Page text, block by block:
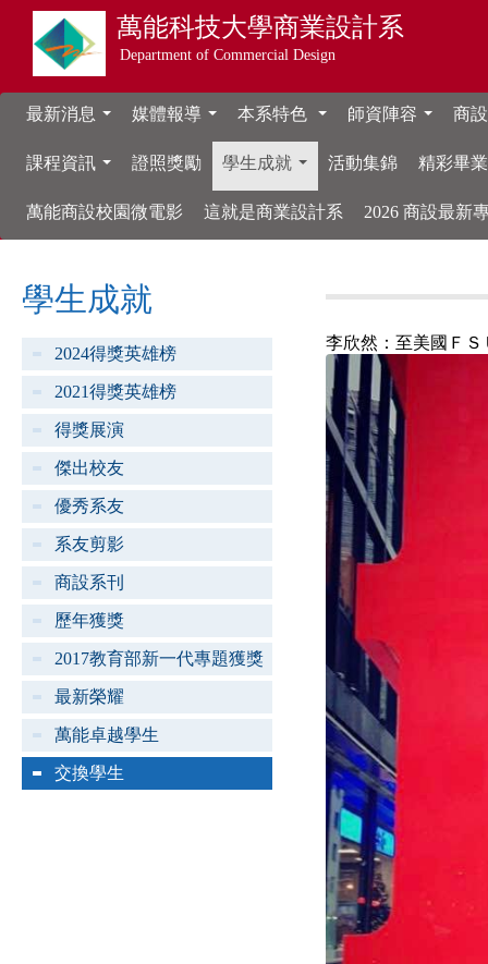
萬能科技大學商業設計系
Department of Commercial Design
最新消息 媒體報導 本系特色 師資陣容 商
課程資訊 證照獎勵 學生成就 活動集錦 精彩畢
萬能商設校園微電影 這就是商業設計系 2026 商設最新
學生成就
2024得獎英雄榜
2021得獎英雄榜
得獎展演
傑出校友
優秀系友
系友剪影
商設系刊
歷年獲獎
2017教育部新一代專題獲獎
最新榮耀
萬能卓越學生
交換學生
李欣然：至美國Ｆ